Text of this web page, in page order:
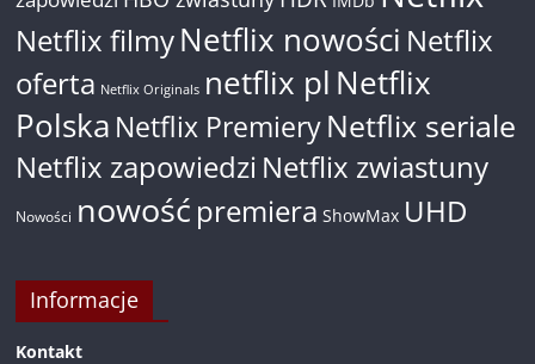
Netflix filmyNetflix nowości Netflix
oferta Netflix Originals netflix pl Netflix
Polska Netflix PremieryNetflix seriale
Netflix zapowiedzi Netflix zwiastuny
Nowości nowość premiera ShowMax UHD
Informacje
Kontakt